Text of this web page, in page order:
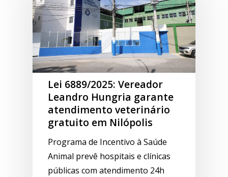
Lei 6889/2025: Vereador
Leandro Hungria garante
atendimento veterinário
gratuito em Nilópolis
Programa de Incentivo à Saúde
Animal prevê hospitais e clínicas
públicas com atendimento 24h